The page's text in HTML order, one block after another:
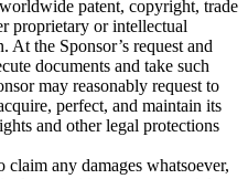
patent, copyright, trade
proprietary or intellectual
At the Sponsor’s request and
documents and take such
may reasonably request to
perfect, and maintain its
and other legal protections
any damages whatsoever,